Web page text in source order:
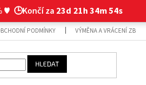
♥ 🕒Končí za 23d 21h 34m 53s
PODMÍNKY VÝMĚNA A VRÁCENÍ ZBOŽÍ
HLEDAT